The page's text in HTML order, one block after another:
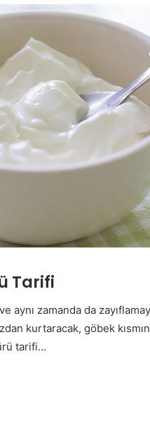
Tarifi
aynı zamanda da
kurtaracak, göbek
tarifi…